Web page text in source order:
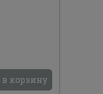
в корзину